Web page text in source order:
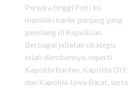
Perwira tinggi Polri ini
memiliki karier panjang yang
gemilang di Kepolisian.
Berbagai jabatan strategis
telah diembannya, seperti
Kapolda Banten, Kapolda DIY,
dan Kapolda Jawa Barat, serta